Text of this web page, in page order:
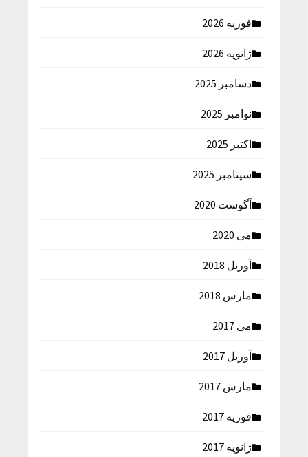
فوریه 2026
ژانویه 2026
دسامبر 2025
نوامبر 2025
اکتبر 2025
سپتامبر 2025
آگوست 2020
می 2020
آوریل 2018
مارس 2018
می 2017
آوریل 2017
مارس 2017
فوریه 2017
ژانویه 2017